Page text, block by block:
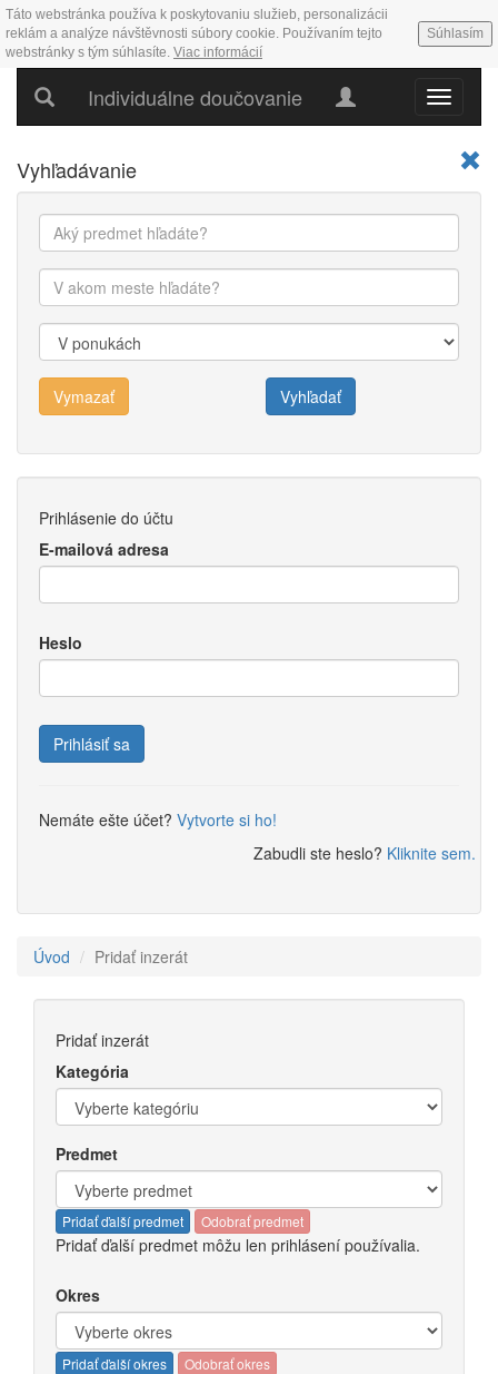
Táto webstránka používa k poskytovaniu služieb, personalizácii
reklám a analýze návštěvnosti súbory cookie. Používaním tejto
webstránky s tým súhlasíte. Viac informácií
Súhlasím
Hlavné
menu
Individuálne doučovanie
Vyhľadávanie
Vymazať Vyhľadať
Prihlásenie do účtu
E-mailová adresa
Heslo
Prihlásiť sa
Nemáte ešte účet? Vytvorte si ho!
Zabudli ste heslo? Kliknite sem.
Úvod Pridať inzerát
Pridať inzerát
Kategória
Predmet
Pridať ďalší predmet Odobrať predmet
Pridať ďalší predmet môžu len prihlásení používalia.
Okres
Pridať ďalší okres Odobrať okres